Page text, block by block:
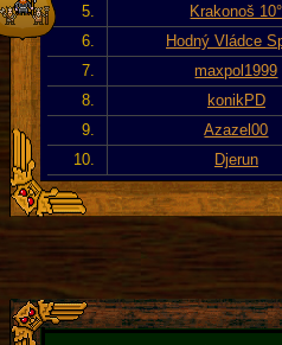
5.
Krakonoš 10°
6.
Hodný Vládce
7.
maxpol1999
8.
konikPD
9.
Azazel00
10.
Djerun